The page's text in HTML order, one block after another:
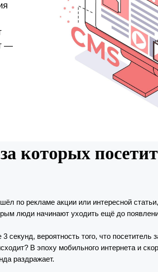
—
которых
по рекламе акции или интересной
люди начинают уходить ещё до
вероятность того, что посетитель
В эпоху мобильного интернета и
раздражает.